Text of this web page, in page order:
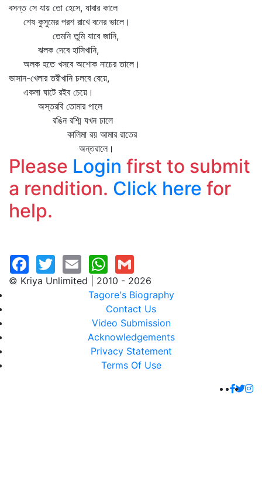
বসন্ত সে যায় তো হেসে, যাবার কালে
শেষ কুসুমের পরশ রাখে বনের ভালে।
তেমনি তুমি যাবে জানি,
ঝলক দেবে হাসিখানি,
অলক হতে খসবে অশোক নাচের তালে।
ভাসান-খেলার তরীখানি চলবে বেয়ে,
একলা ঘাটে রইব চেয়ে।
অস্তরবি তোমার পালে
রঙিন রশ্মি যখন ঢালে
কালিমা রয় আমার রাতের
অন্তরালে।
Please Login first to submit
a rendition. Click here for
help.
© Kriya Unlimited | 2010 - 2026
Tagore's Biography
Contact Us
Video Submission
Acknowledgements
Privacy Statement
Terms Of Use